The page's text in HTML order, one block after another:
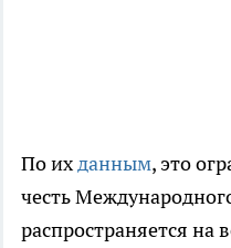
По ихданным, это
честь
распространяется на